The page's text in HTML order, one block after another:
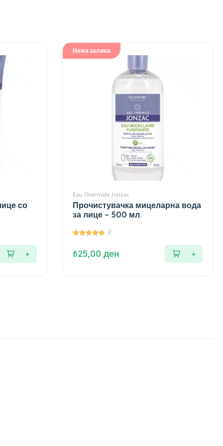
со
Нема залиха
Eau Thermale Jonzac
Прочистувачка мицеларна вода
за лице – 500 мл.
2
625,00 ден